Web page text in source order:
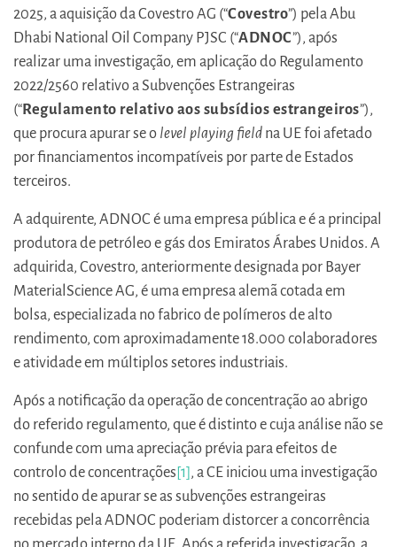
2025, a aquisição da Covestro AG (“Covestro”) pela Abu
Dhabi National Oil Company PJSC (“ADNOC”), após
realizar uma investigação, em aplicação do Regulamento
2022/2560 relativo a Subvenções Estrangeiras
(“Regulamento relativo aos subsídios estrangeiros”),
que procura apurar se o level playing field na UE foi afetado
por financiamentos incompatíveis por parte de Estados
terceiros.
A adquirente, ADNOC é uma empresa pública e é a principal
produtora de petróleo e gás dos Emiratos Árabes Unidos. A
adquirida, Covestro, anteriormente designada por Bayer
MaterialScience AG, é uma empresa alemã cotada em
bolsa, especializada no fabrico de polímeros de alto
rendimento, com aproximadamente 18.000 colaboradores
e atividade em múltiplos setores industriais.
Após a notificação da operação de concentração ao abrigo
do referido regulamento, que é distinto e cuja análise não se
confunde com uma apreciação prévia para efeitos de
controlo de concentrações [1], a CE iniciou uma investigação
no sentido de apurar se as subvenções estrangeiras
recebidas pela ADNOC poderiam distorcer a concorrência